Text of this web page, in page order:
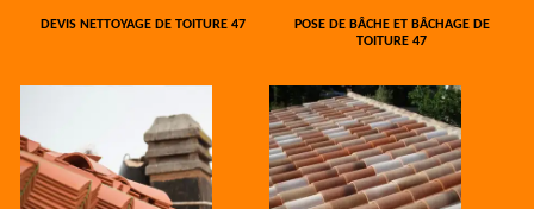
DEVIS NETTOYAGE DE TOITURE 47
POSE DE BÂCHE ET BÂCHAGE DE
TOITURE 47